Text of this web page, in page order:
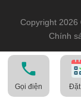
Gọi điện Đặt
Copyright 2026
Chính